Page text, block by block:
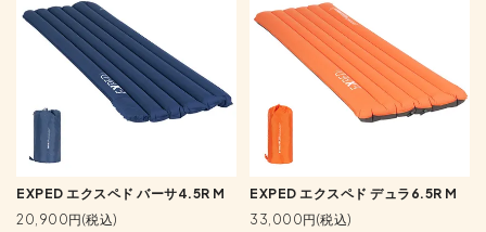
EXPED エクスペド バーサ4.5R M
20,900円(税込)
EXPED エクスペド デュラ6.5R M
33,000円(税込)